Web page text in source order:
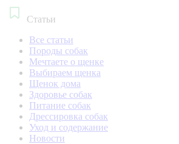
Статьи
Все статьи
Породы собак
Мечтаете о щенке
Выбираем щенка
Щенок дома
Здоровье собак
Питание собак
Дрессировка собак
Уход и содержание
Новости